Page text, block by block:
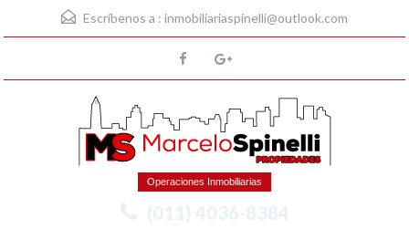
Escríbenos a : inmobiliariaspinelli@outlook.com
Operaciones Inmobiliarias
(011) 4036-8384